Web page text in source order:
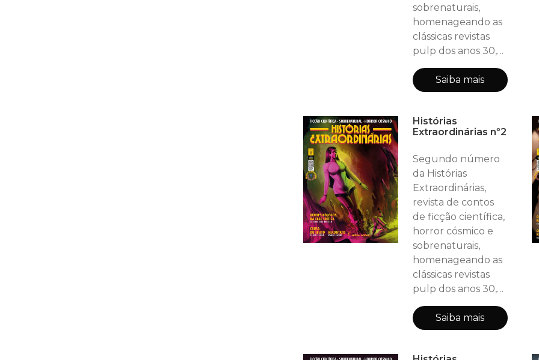
de qu
sobrenaturais,
homenageando as
clássicas revistas
pulp dos anos 30,
40 e 50! EDIÇÂO
ESPECIAL!! Neste
número (64
as capas): HE
RECOMENDA:
Pense em Phlebas
(livro) - Ivo Heinz
DEPARTAMENTO
DE CIÊNCIA: A Vida
tem o cheiro do
mar? - Marco
Lazzeri
ENTREVISTA:
JORGE LUIZ
CALIFE. (Escri
Saiba mais
Histórias
Extraordinárias nº2
Segundo número
da Histórias
Extraordinárias,
revista de contos
de ficção científica,
horror cósmico e
sobrenaturais,
homenageando as
clássicas revistas
pulp dos anos 30,
40 e 50! Neste
número (40
páginas, incluindo
Saiba mais